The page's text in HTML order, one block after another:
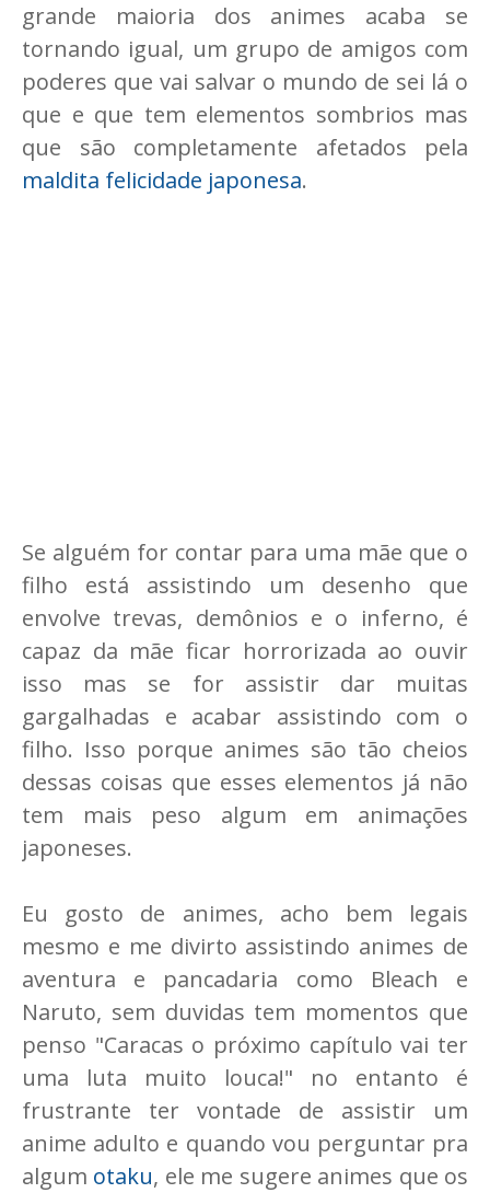
grande maioria dos animes acaba se
tornando igual, um grupo de amigos com
poderes que vai salvar o mundo de sei lá o
que e que tem elementos sombrios mas
que são completamente afetados pela
maldita felicidade japonesa.
Se alguém for contar para uma mãe que o
filho está assistindo um desenho que
envolve trevas, demônios e o inferno, é
capaz da mãe ficar horrorizada ao ouvir
isso mas se for assistir dar muitas
gargalhadas e acabar assistindo com o
filho. Isso porque animes são tão cheios
dessas coisas que esses elementos já não
tem mais peso algum em animações
japoneses.
Eu gosto de animes, acho bem legais
mesmo e me divirto assistindo animes de
aventura e pancadaria como Bleach e
Naruto, sem duvidas tem momentos que
penso "Caracas o próximo capítulo vai ter
uma luta muito louca!" no entanto é
frustrante ter vontade de assistir um
anime adulto e quando vou perguntar pra
algum otaku, ele me sugere animes que os